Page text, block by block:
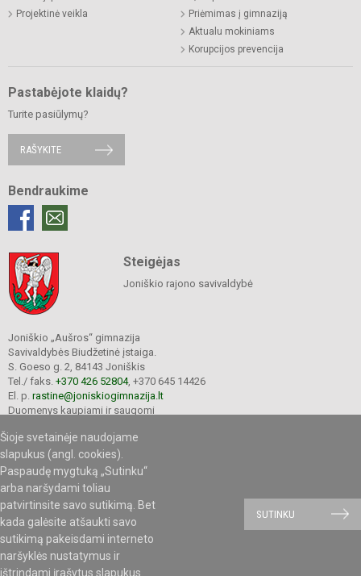
Šioje svetainėje naudojame
slapukus (angl. cookies).
Paspaudę mygtuką „Sutinku“
arba naršydami toliau
patvirtinsite savo sutikimą. Bet
kada galėsite atšaukti savo
sutikimą pakeisdami interneto
naršyklės nustatymus ir
ištrindami įrašytus slapukus.
SUTINKU
Projektinė veikla
Priėmimas į gimnaziją
Aktualu mokiniams
Korupcijos prevencija
Pastabėjote klaidų?
Turite pasiūlymų?
RAŠYKITE
Bendraukime
Steigėjas
Joniškio rajono savivaldybė
Joniškio „Aušros“ gimnazija
Savivaldybės Biudžetinė įstaiga.
S. Goeso g. 2, 84143 Joniškis
Tel./ faks. +370 426 52804, +370 645 14426
El. p. rastine@joniskiogimnazija.lt
Duomenys kaupiami ir saugomi
Įmonės kodas 290565040
© 2020. Joniškio „Aušros“ gimnazija. Visos teisės saugomos.
Kopijuoti turinį be raštiško gimnazijos sutikimo griežtai draudžiama.
Mes kuriame mokykloms